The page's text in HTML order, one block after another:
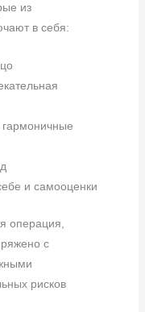
из
в себя:
и самооценки
операция,
с
рисков